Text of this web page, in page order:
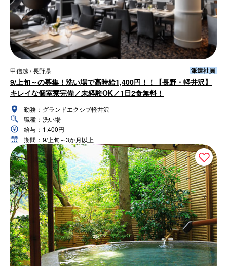
甲信越 / 長野県 派遣社員
9/上旬～の募集！洗い場で高時給1,400円！！【長野・軽井沢】
キレイな個室寮完備／未経験OK／1日2食無料！
勤務： グランドエクシブ軽井沢
職種： 洗い場
給与： 1,400円
期間： 9/上旬～3か月以上